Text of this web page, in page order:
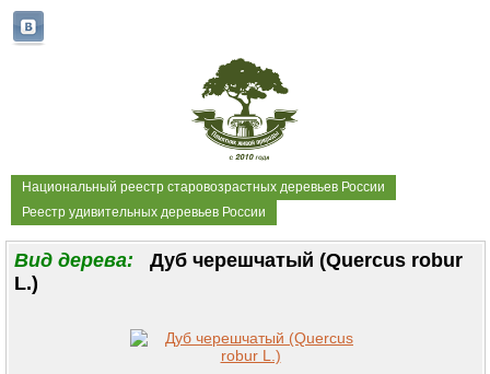
Национальный реестр старовозрастных деревьев России
Реестр удивительных деревьев России
Вид дерева: Дуб черешчатый (Quercus robur
L.)